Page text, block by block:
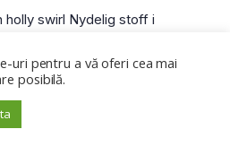
swirl Nydelig stoff i
retter seg mot de viktigste
møter – og gir samtidig en
for deg som har lite eller
egen virksomhet. Kanskje din
uri pentru a vă oferi cea mai
posibilă.